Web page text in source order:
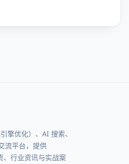
擎优化）、AI 搜索、
流平台，提供
、行业资讯与实战案